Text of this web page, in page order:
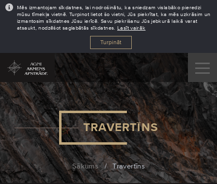
Mēs izmantojam sīkdatnes, lai nodrošinātu, ka sniedzam vislabāko pieredzi
mūsu tīmekļa vietnē. Turpinot lietot šo vietni, Jūs piekrītat, ka mēs uzkrāsim un
izmantosim sīkdatnes Jūsu ierīcē. Savu piekrišanu Jūs jebkurā laikā varat
atsaukt, nodzēšot saglabātās sīkdatnes. Lasīt vairāk
Turpināt
TRAVERTĪNS
Sākums / Travertīns